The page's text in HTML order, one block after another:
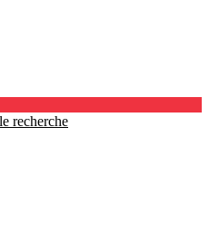
recherche